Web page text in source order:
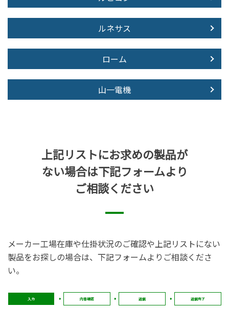
ルネサス
ローム
山一電機
上記リストにお求めの製品が
ない場合は下記フォームより
ご相談ください
メーカー工場在庫や仕掛状況のご確認や上記リストにない
製品をお探しの場合は、下記フォームよりご相談くださ
い。
入力 内容確認 送信 送信完了